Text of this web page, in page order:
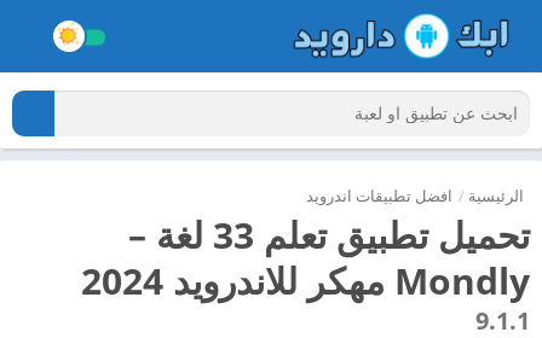
الرئيسية / افضل تطبيقات اندرويد
تحميل تطبيق تعلم 33 لغة –
Mondly مهكر للاندرويد 2024
9.1.1